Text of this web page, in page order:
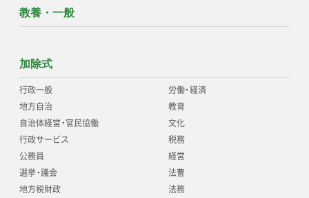
教養・一般
加除式
行政一般
地方自治
自治体経営・官民協働
行政サービス
公務員
選挙・議会
地方税財政
労働・経済
教育
文化
税務
経営
法曹
法務